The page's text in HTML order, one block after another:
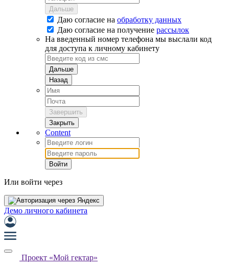
Дальше
Даю согласие на обработку данных
Даю согласие на получение рассылок
На введенный номер телефона мы выслали код
для доступа к личному кабинету
Дальше
Назад
Завершить
Закрыть
Content
Войти
Или войти через
Демо личного кабинета
Проект «Мой гектар»